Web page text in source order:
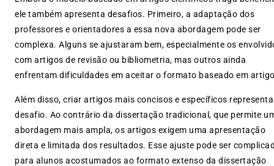
ele também apresenta desafios. Primeiro, a adaptação dos
professores e orientadores a essa nova abordagem pode ser
complexa. Alguns se ajustaram bem, especialmente os
com artigos de revisão ou bibliometria, mas outros ainda
enfrentam dificuldades em aceitar o formato baseado em
Além disso, criar artigos mais concisos e específicos
desafio. Ao contrário da dissertação tradicional, que permite
abordagem mais ampla, os artigos exigem uma apresentação
direta e limitada dos resultados. Esse ajuste pode ser
para alunos acostumados ao formato extenso da dissertação